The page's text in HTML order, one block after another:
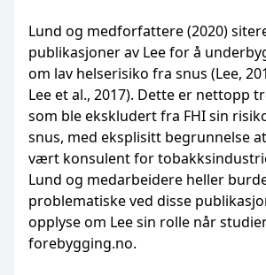
Lund og medforfattere (2020)
publikasjoner av Lee for å
om lav helserisiko fra snus (Lee,
Lee et al., 2017). Dette er nettopp
som ble ekskludert fra FHI sin
snus, med eksplisitt begrunnelse
vært konsulent for
Lund og medarbeidere heller
problematiske ved disse
opplyse om Lee sin rolle når
forebygging.no.